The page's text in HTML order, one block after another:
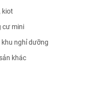
kiot
cư mini
nghỉ dưỡng
khác